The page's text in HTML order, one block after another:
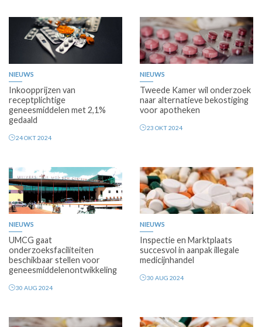
NIEUWS
Inkoopprijzen van
receptplichtige
geneesmiddelen met 2,1%
gedaald
24 OKT 2024
NIEUWS
Tweede Kamer wil onderzoek
naar alternatieve bekostiging
voor apotheken
23 OKT 2024
NIEUWS
UMCG gaat
onderzoeksfaciliteiten
beschikbaar stellen voor
geneesmiddelenontwikkeling
30 AUG 2024
Premium
NIEUWS
Inspectie en Marktplaats
succesvol in aanpak illegale
medicijnhandel
30 AUG 2024